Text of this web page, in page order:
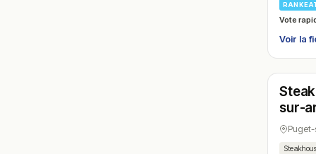
Vote
Voir la
N° 21
Fermé
sur-